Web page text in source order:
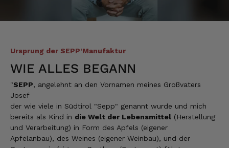
Ursprung der SEPP'Manufaktur
WIE ALLES BEGANN
"SEPP, angelehnt an den Vornamen meines Großvaters
Josef
der wie viele in Südtirol "Sepp" genannt wurde und mich
bereits als Kind in die Welt der Lebensmittel (Herstellung
und Verarbeitung) in Form des Apfels (eigener
Apfelanbau), des Weines (eigener Weinbau), und der
Heinrich
der Schinken war fest und kernig
wieder nachbestellt.
Josef
Verifizierter Kunde